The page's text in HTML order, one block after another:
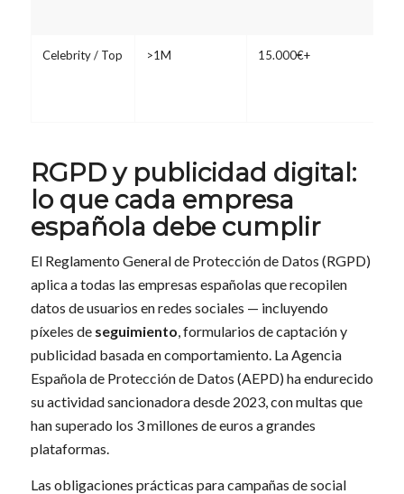
Celebrity / Top >1M 15.000€+
RGPD y publicidad digital:
lo que cada empresa
española debe cumplir
El Reglamento General de Protección de Datos (RGPD)
aplica a todas las empresas españolas que recopilen
datos de usuarios en redes sociales — incluyendo
píxeles de seguimiento, formularios de captación y
publicidad basada en comportamiento. La Agencia
Española de Protección de Datos (AEPD) ha endurecido
su actividad sancionadora desde 2023, con multas que
han superado los 3 millones de euros a grandes
plataformas.
Las obligaciones prácticas para campañas de social